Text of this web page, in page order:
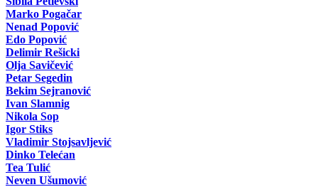
Marko Pogačar
Nenad Popović
Edo Popović
Delimir Rešicki
Olja Savičević
Petar Segedin
Bekim Sejranović
Ivan Slamnig
Nikola Sop
Igor Stiks
Vladimir Stojsavljević
Dinko Telećan
Tea Tulić
Neven Ušumović